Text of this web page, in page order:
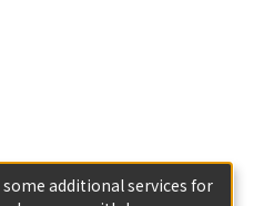
some additional services for